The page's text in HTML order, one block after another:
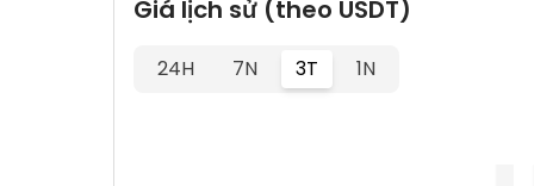
Giá lịch sử (theo USDT)
24H 7N 3T 1N